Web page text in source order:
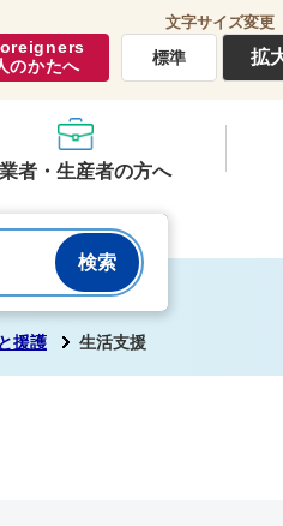
ジ
らし・行政
のかたへ
文字サイズ変更
標準 拡
者・生産者の方へ
援護 生活支援